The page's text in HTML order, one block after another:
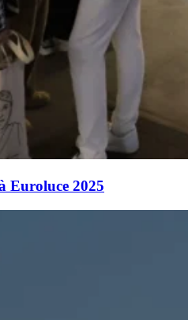
Euroluce 2025